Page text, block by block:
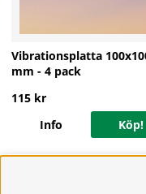
Vibrationsplatta
mm - 4 pack
115 kr
Köp!
Info